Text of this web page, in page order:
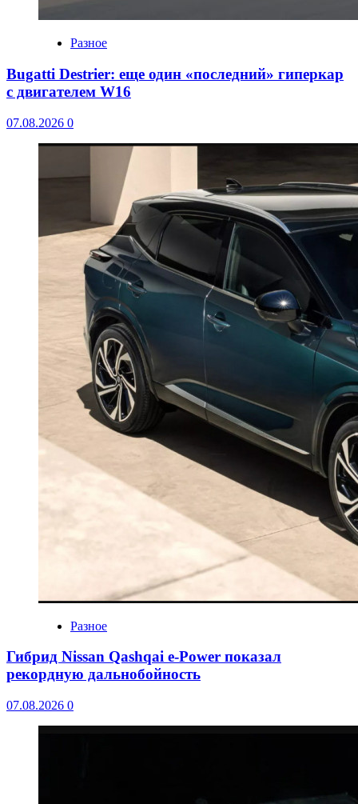
Разное
Bugatti Destrier: еще один «последний» гиперкар
с двигателем W16
07.08.2026 0
Разное
Гибрид Nissan Qashqai e-Power показал
рекордную дальнобойность
07.08.2026 0